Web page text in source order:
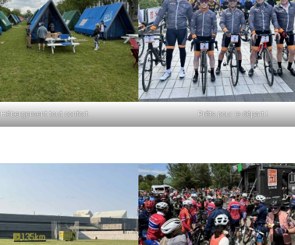
Hébergement tout confort Prêts pour le départ !